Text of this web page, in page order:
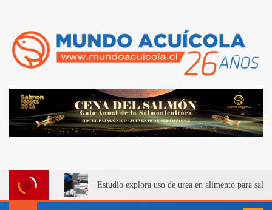
Estudio explora uso de urea en alimento para